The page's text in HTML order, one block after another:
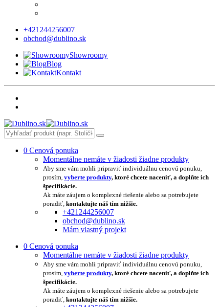
+421244256007
obchod@dublino.sk
Showroomy
Blog
Kontakt
0 Cenová ponuka
Momentálne nemáte v žiadosti žiadne produkty
Aby sme vám mohli pripraviť individuálnu cenovú ponuku,
prosím, vyberte produkty, ktoré chcete naceniť, a doplňte ich
špecifikácie.
Ak máte záujem o komplexné riešenie alebo sa potrebujete
poradiť, kontaktujte náš tím nižšie.
+421244256007
obchod@dublino.sk
Mám vlastný projekt
0 Cenová ponuka
Momentálne nemáte v žiadosti žiadne produkty
Aby sme vám mohli pripraviť individuálnu cenovú ponuku,
prosím, vyberte produkty, ktoré chcete naceniť, a doplňte ich
špecifikácie.
Ak máte záujem o komplexné riešenie alebo sa potrebujete
poradiť, kontaktujte náš tím nižšie.